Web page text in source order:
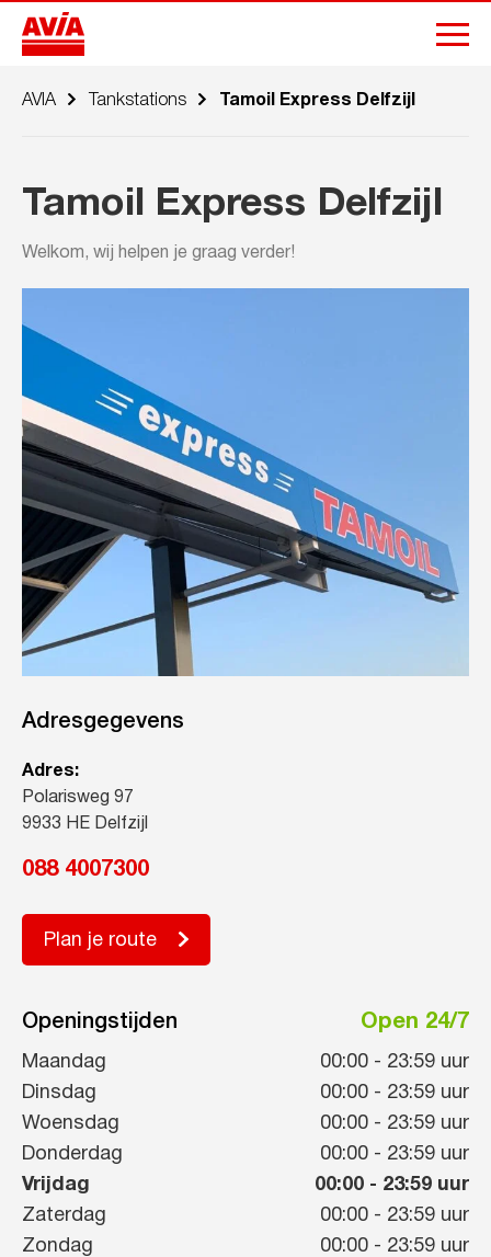
AVIA Tankstations Tamoil Express Delfzijl
Tamoil Express Delfzijl
Welkom, wij helpen je graag verder!
Adresgegevens
Adres:
Polarisweg 97
9933 HE Delfzijl
088 4007300
Plan je route
Openingstijden Open 24/7
Maandag 00:00 - 23:59 uur
Dinsdag
00:00 - 23:59 uur
Woensdag
00:00 - 23:59 uur
Donderdag
00:00 - 23:59 uur
Vrijdag
00:00 - 23:59 uur
Zaterdag
00:00 - 23:59 uur
Zondag
00:00 - 23:59 uur